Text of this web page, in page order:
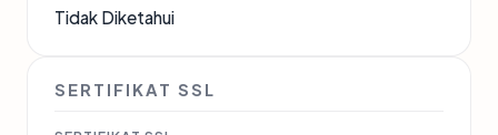
Tidak Diketahui
SERTIFIKAT SSL